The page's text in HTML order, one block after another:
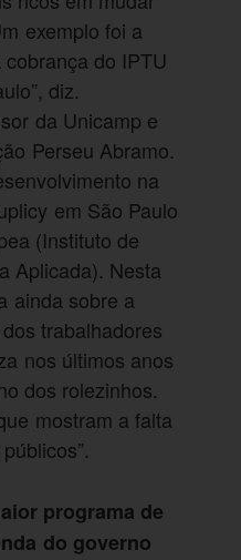
exemplo foi a
do IPTU
diz.
da Unicamp e
Perseu Abramo.
na
em São Paulo
(Instituto de
Aplicada). Nesta
ainda sobre a
trabalhadores
nos últimos anos
dos rolezinhos.
mostram a falta
programa de
do governo